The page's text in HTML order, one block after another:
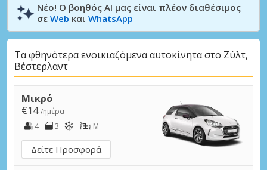
Νέο! Ο βοηθός AI μας είναι πλέον διαθέσιμος
σε Web και WhatsApp
Τα φθηνότερα ενοικιαζόμενα αυτοκίνητα στο Ζύλτ,
Βέστερλαντ
Μικρό
€14/ημέρα
4
3 M
Δείτε Προσφορά